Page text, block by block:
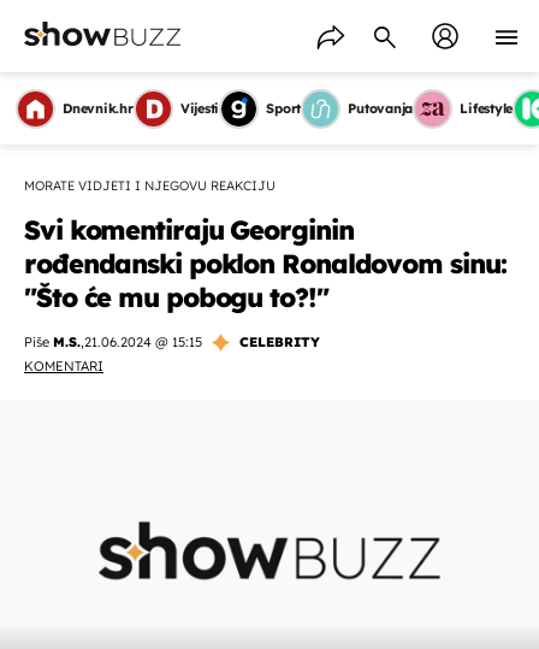
Dnevnik.hr Vijesti Sport Putovanja Lifestyle
MORATE VIDJETI I NJEGOVU REAKCIJU
Svi komentiraju Georginin
rođendanski poklon Ronaldovom sinu:
"Što će mu pobogu to?!"
Piše M.S.,21.06.2024 @ 15:15
CELEBRITY
KOMENTARI